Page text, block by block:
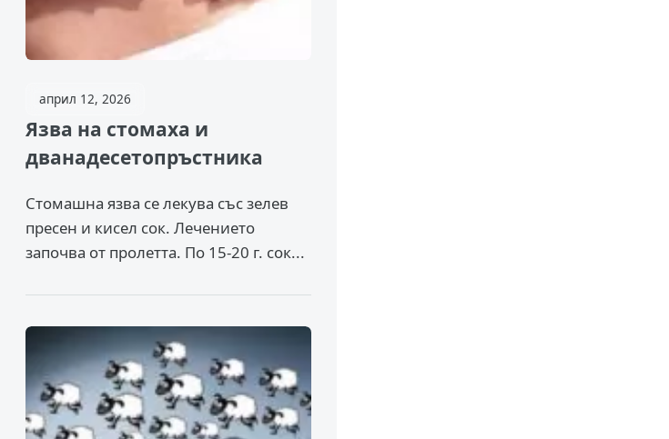
април 12, 2026
Язва на стомаха и
дванадесетопръстника
Стомашна язва се лекува със зелев
пресен и кисел сок. Лечението
започва от пролетта. По 15-20 г. сок...